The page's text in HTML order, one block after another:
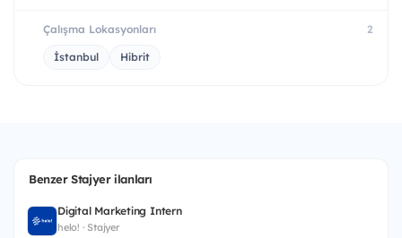
Çalışma Lokasyonları 2
İstanbul Hibrit
Benzer Stajyer ilanları
Digital Marketing Intern
helo! · Stajyer